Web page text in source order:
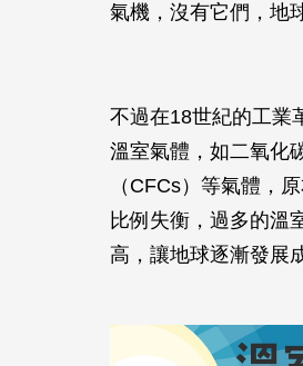
氣機，沒有它們，地
不過在18世紀的工業
溫室氣體，如二氧化
（CFCs）等氣體，
比例失衡，過多的溫
高，讓地球逐漸發展